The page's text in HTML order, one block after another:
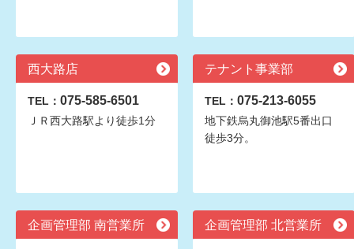
西大路店
TEL： 075-585-6501
ＪＲ西大路駅より徒歩1分
テナント事業部
TEL： 075-213-6055
地下鉄烏丸御池駅5番出口
徒歩3分。
企画管理部 南営業所 企画管理部 北営業所